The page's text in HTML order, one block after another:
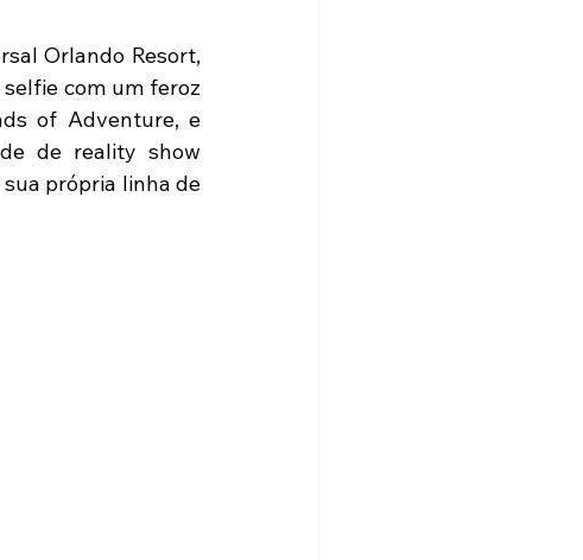
Orlando Resort,
com um feroz
of Adventure, e
de reality show
própria linha de